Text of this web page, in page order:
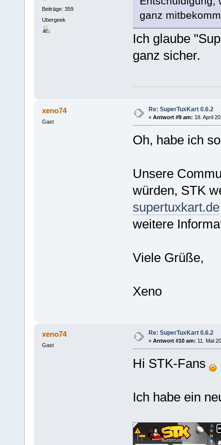
Beiträge: 359
Ubergeek
ganz
Ich glaube
ganz sicher.
xeno74
Gast
Re: SuperTuxKart 0.6.2
« Antwort #9 am: 18. April
Oh, habe ich
Unsere
würden, STK
supertuxkart.de
weitere
Viele Grüße,
Xeno
xeno74
Gast
Re: SuperTuxKart 0.6.2
« Antwort #10 am: 11. Mai
Hi STK-Fans
Ich habe ein